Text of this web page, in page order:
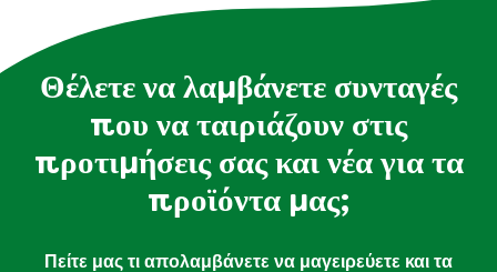
Θέλετε να λαμβάνετε συνταγές
που να ταιριάζουν στις
προτιμήσεις σας και νέα για τα
προϊόντα μας;
Πείτε μας τι απολαμβάνετε να μαγειρεύετε και τα